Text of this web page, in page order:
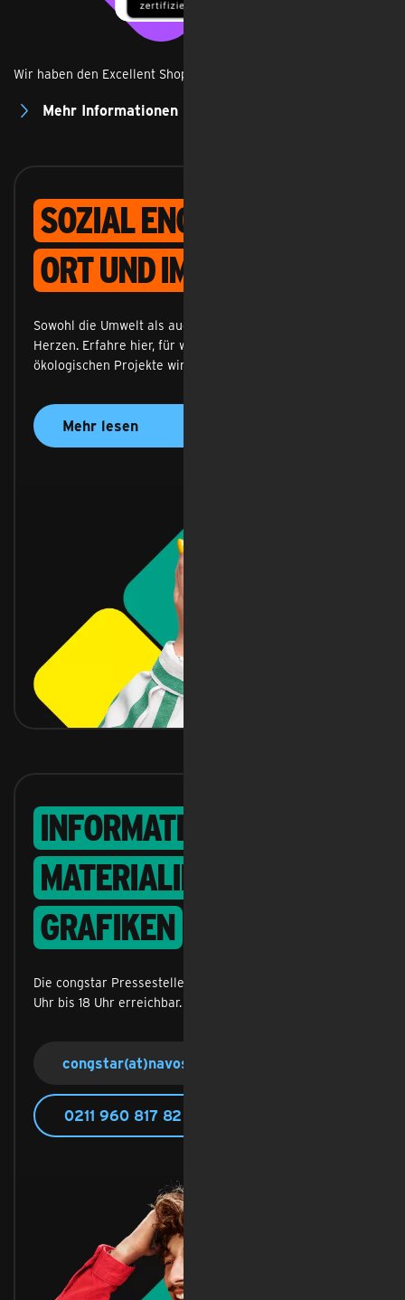
Wir haben den Excellent Shop Award für 5 Jahre erhalten.
Mehr Informationen
Sozial engagiert - vor
Ort und im Netz
Sowohl die Umwelt als auch die Menschen liegen uns am
Herzen. Erfahre hier, für welche sozialen und
ökologischen Projekte wir uns engagieren.
Mehr lesen
Informations­
materialien &
Grafiken
Die congstar Pressestelle ist montags bis freitags von 9
Uhr bis 18 Uhr erreichbar.
congstar(at)navos.eu
0211 960 817 82